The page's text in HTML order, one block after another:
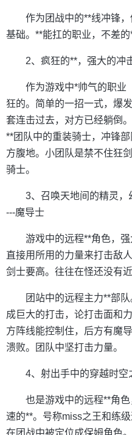
作为团战中的**线冲锋
基础。**能扛的职业，不差的
2、疯狂的**，强大的冲
作为游戏中*帅气的职业
狂的。简单的一招一式，爆
套连击过去，对方已经躺倒
**团队中的重装骑士，冲锋
方腹地。小团队是禁不住狂
骑士。
3、召唤天地间的精灵
---魔导士
游戏中的远程**角色，强
直接用所用的力量来打击敌
剑士要高。往往在怪还没有
团站中的远程主力**部
成巨大的打击，论打击面和
方阵线能控制住，后方有魔
溃败。团队中坚打击力量。
4、射出手中的穿越时空
也是游戏中的远程**角
速的**。号称miss之王和练
在团战中被定位成保姆角色